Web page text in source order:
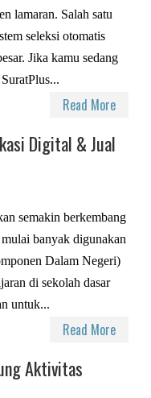
lamaran. Salah satu
seleksi otomatis
Jika kamu sedang
Read More
Digital & Jual
semakin berkembang
banyak digunakan
Dalam Negeri)
di sekolah dasar
untuk...
Read More
Aktivitas